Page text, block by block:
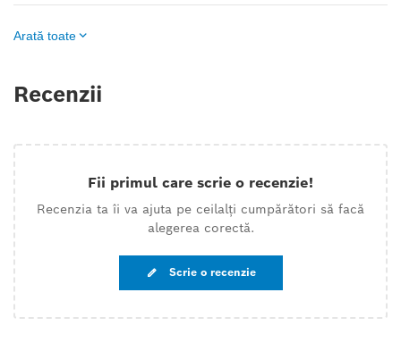
Arată toate
Recenzii
Fii primul care scrie o recenzie!
Recenzia ta îi va ajuta pe ceilalți cumpărători să facă
alegerea corectă.
Scrie o recenzie